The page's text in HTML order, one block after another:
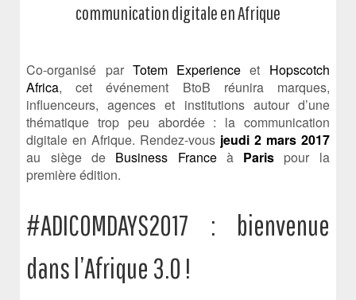
communication digitale en Afrique
Co-organisé par Totem Experienceet Hopscotch
Africa, cet événement BtoB réunira marques,
influenceurs, agences et institutions autour d’une
thématique trop peu abordée : la communication
digitale en Afrique. Rendez-vous jeudi 2 mars 2017
au siège de Business Franceà Paris pour la
première édition.
#ADICOMDAYS2017 : bienvenue
dans l’Afrique 3.0 !